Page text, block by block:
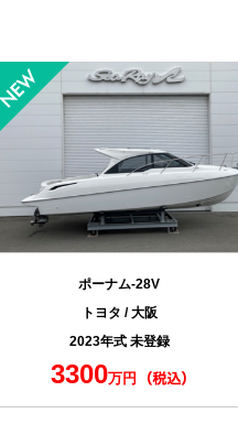
ポーナム-28V
トヨタ / 大阪
2023年式 未登録
3300万円